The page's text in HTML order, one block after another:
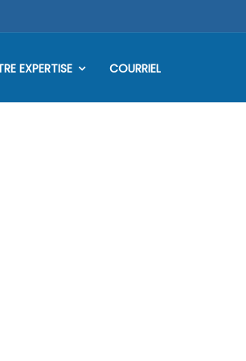
EXPERTISE COURRIEL